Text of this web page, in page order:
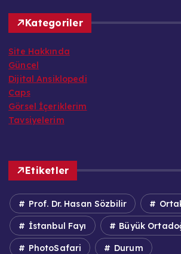
Kategoriler
Site Hakkında
Güncel
Dijital Ansiklopedi
Caps
Görsel İçeriklerim
Tavsiyelerim
Etiketler
Prof. Dr. Hasan Sözbilir
İstanbul Fayı Büyük
PhotoSafari Durum